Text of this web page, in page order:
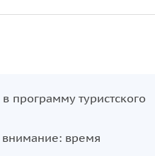
программу туристского
внимание: время